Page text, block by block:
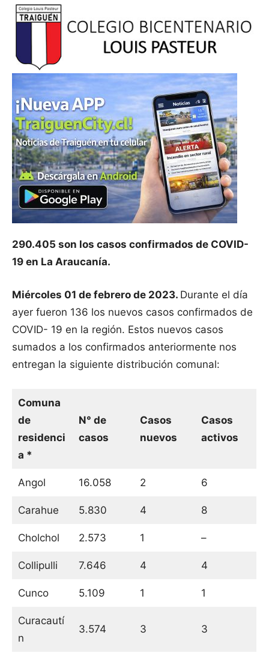
290.405 son los casos confirmados de COVID-
19 en La Araucanía.
Miércoles 01 de febrero de 2023. Durante el día
ayer fueron 136 los nuevos casos confirmados de
COVID- 19 en la región. Estos nuevos casos
sumados a los confirmados anteriormente nos
entregan la siguiente distribución comunal:
Comuna
de
residenci
a *
N° de
casos
Casos
nuevos
Casos
activos
Angol 16.058 2 6
Carahue 5.830 4 8
Cholchol 2.573 1 –
Collipulli 7.646 4 4
Cunco 5.109 1 1
Curacautí
n
3.574 3 3